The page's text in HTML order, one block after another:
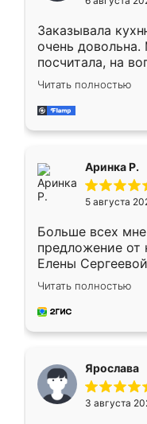
мебели буду
Заказывала
очень
посчитала, на
Замерщик
делу со всей
за день, ребята
Читать полностью
Аринка Р.
5 августа
Больше всех
предложение от
Елены
короткие сроки
для замера
предложил по
Читать полностью
Ярослава
3 августа